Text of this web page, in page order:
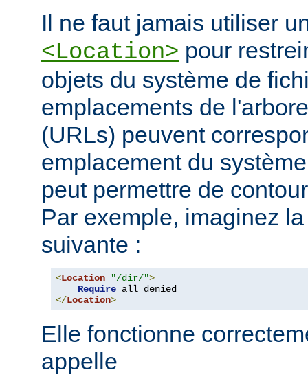
Il ne faut jamais utiliser
<Location> pour
objets du système de
emplacements de
(URLs) peuvent
emplacement du
peut permettre de
Par exemple, imaginez
suivante :
<Location "/dir/">
Require
</Location>
Elle fonctionne
appelle